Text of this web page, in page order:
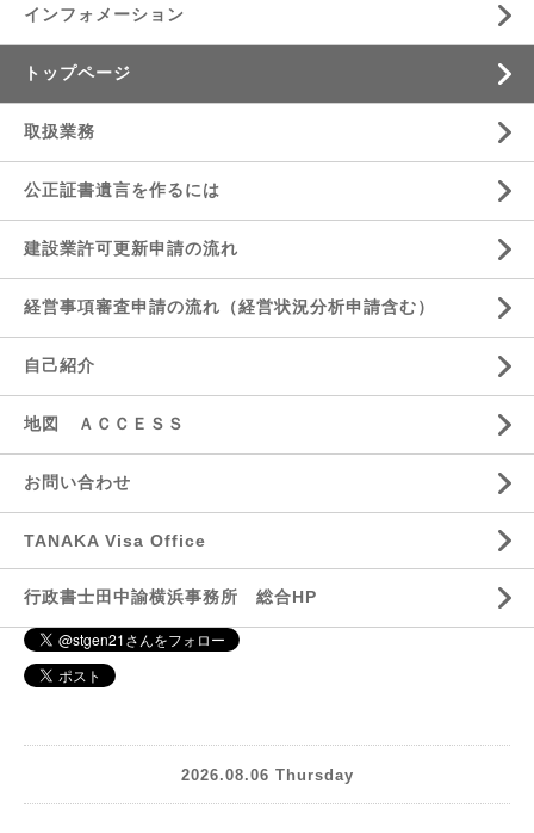
インフォメーション
トップページ
取扱業務
公正証書遺言を作るには
建設業許可更新申請の流れ
経営事項審査申請の流れ（経営状況分析申請含む）
自己紹介
地図 ＡＣＣＥＳＳ
お問い合わせ
TANAKA Visa Office
行政書士田中諭横浜事務所 総合HP
2026.08.06 Thursday